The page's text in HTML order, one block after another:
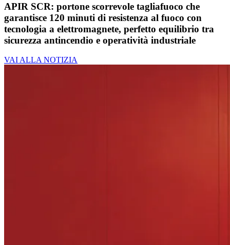
APIR SCR: portone scorrevole tagliafuoco che
garantisce 120 minuti di resistenza al fuoco con
tecnologia a elettromagnete, perfetto equilibrio tra
sicurezza antincendio e operatività industriale
VAI ALLA NOTIZIA